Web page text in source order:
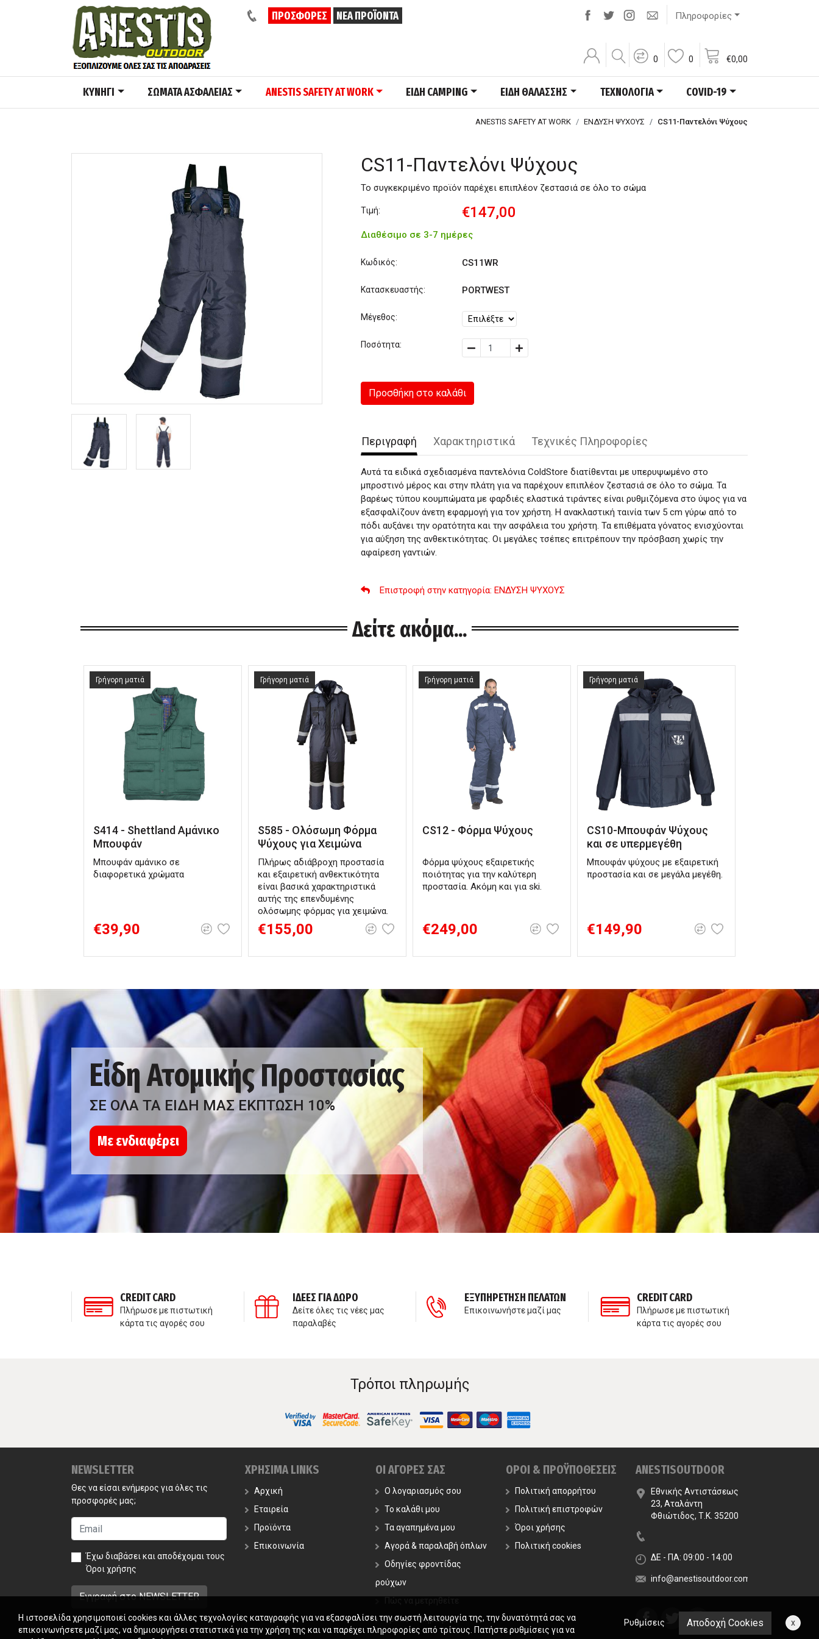
ΠΡΟΣΦΟΡΕΣ ΝΕΑ ΠΡΟΪΟΝΤΑ Πληροφορίες
0 0 €0,00
ΚΥΝΗΓΙ ΣΩΜΑΤΑ ΑΣΦΑΛΕΙΑΣ ANESTIS SAFETY AT WORK ΕΙΔΗ CAMPING ΕΙΔΗ ΘΑΛΑΣΣΗΣ ΤΕΧΝΟΛΟΓΙΑ COVID-19
ANESTIS SAFETY AT WORK ΕΝΔΥΣΗ ΨΥΧΟΥΣ CS11-Παντελόνι Ψύχους
CS11-Παντελόνι Ψύχους
Το συγκεκριμένο προϊόν παρέχει επιπλέον ζεστασιά σε όλο το σώμα
Τιμή: €147,00
Διαθέσιμο σε 3-7 ημέρες
Κωδικός: CS11WR
Κατασκευαστής: PORTWEST
Μέγεθος:
Ποσότητα:
Προσθήκη στο καλάθι
Περιγραφή Χαρακτηριστικά Τεχνικές Πληροφορίες
Αυτά τα ειδικά σχεδιασμένα παντελόνια ColdStore διατίθενται με υπερυψωμένο στο
μπροστινό μέρος και στην πλάτη για να παρέχουν επιπλέον ζεστασιά σε όλο το σώμα. Τα
βαρέως τύπου κουμπώματα με φαρδιές ελαστικά τιράντες είναι ρυθμιζόμενα στο ύψος για να
εξασφαλίζουν άνετη εφαρμογή για τον χρήστη. Η ανακλαστική ταινία των 5 cm γύρω από το
πόδι αυξάνει την ορατότητα και την ασφάλεια του χρήστη. Τα επιθέματα γόνατος ενισχύονται
για αύξηση της ανθεκτικότητας. Οι μεγάλες τσέπες επιτρέπουν την πρόσβαση χωρίς την
αφαίρεση γαντιών.
Επιστροφή στην κατηγορία: ΕΝΔΥΣΗ ΨΥΧΟΥΣ
Δείτε ακόμα...
S414 - Shettland Αμάνικο
Μπουφάν
Μπουφάν αμάνικο σε
διαφορετικά χρώματα
€39,90
Γρήγορη ματιά
S585 - Ολόσωμη Φόρμα
Ψύχους για Χειμώνα
Πλήρως αδιάβροχη προστασία
και εξαιρετική ανθεκτικότητα
είναι βασικά χαρακτηριστικά
αυτής της επενδυμένης
ολόσωμης φόρμας για χειμώνα.
€155,00
Γρήγορη ματιά
CS12 - Φόρμα Ψύχους
Φόρμα ψύχους εξαιρετικής
ποιότητας για την καλύτερη
προστασία. Ακόμη και για ski.
€249,00
Γρήγορη ματιά
CS10-Μπουφάν Ψύχους
και σε υπερμεγέθη
Μπουφάν ψύχους με εξαιρετική
προστασία και σε μεγάλα μεγέθη.
€149,90
Γρήγορη ματιά
Είδη Ατομικής Προστασίας
ΣΕ ΟΛΑ ΤΑ ΕΙΔΗ ΜΑΣ ΕΚΠΤΩΣΗ 10%
Με ενδιαφέρει
CREDIT CARD
Πλήρωσε με πιστωτική
κάρτα τις αγορές σου
ΙΔΕΕΣ ΓΙΑ ΔΩΡΟ
Δείτε όλες τις νέες μας
παραλαβές
ΕΞΥΠΗΡΕΤΗΣΗ ΠΕΛΑΤΩΝ
Επικοινωνήστε μαζί μας
CREDIT CARD
Πλήρωσε με πιστωτική
κάρτα τις αγορές σου
Τρόποι πληρωμής
NEWSLETTER
Θες να είσαι ενήμερος για όλες τις
προσφορές μας;
Έχω διαβάσει και αποδέχομαι τους
Όροι χρήσης
ΧΡΗΣΙΜΑ LINKS
Αρχική
Εταιρεία
Προϊόντα
Επικοινωνία
ΟΙ ΑΓΟΡΕΣ ΣΑΣ
Ο λογαριασμός σου
Το καλάθι μου
Τα αγαπημένα μου
Αγορά & παραλαβή όπλων
Οδηγίες φροντίδας
ρούχων
Τρόποι Πληρωμής
ΟΡΟΙ & ΠΡΟΫΠΟΘΕΣΕΙΣ
Πολιτική απορρήτου
Πολιτική επιστροφών
Όροι χρήσης
Πολιτική cookies
ANESTISOUTDOOR
Εθνικής Αντιστάσεως
23, Αταλάντη
Φθιώτιδος, Τ.Κ. 35200
ΔΕ - ΠΑ: 09:00 - 14:00
info@anestisoutdoor.com
Η ιστοσελίδα χρησιμοποιεί cookies και άλλες τεχνολογίες καταγραφής για να εξασφαλίσει την σωστή λειτουργία της, την δυνατότητά σας να
επικοινωνήσετε μαζί μας, να δημιουργήσει στατιστικά για την χρήση της και να παρέχει πληροφορίες από τρίτους. Πατήστε ρυθμίσεις για να
Ρυθμίσεις Αποδοχή Cookies x